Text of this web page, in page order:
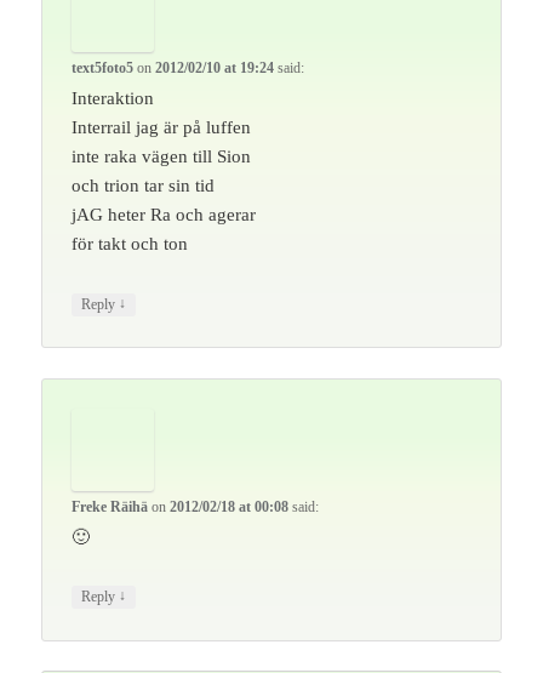
text5foto5 on2012/02/10 at 19:24 said:
Interaktion
Interrail jag är på luffen
inte raka vägen till Sion
och trion tar sin tid
jAG heter Ra och agerar
för takt och ton
Reply ↓
Freke Räihä on2012/02/18 at 00:08 said:
🙂
Reply ↓